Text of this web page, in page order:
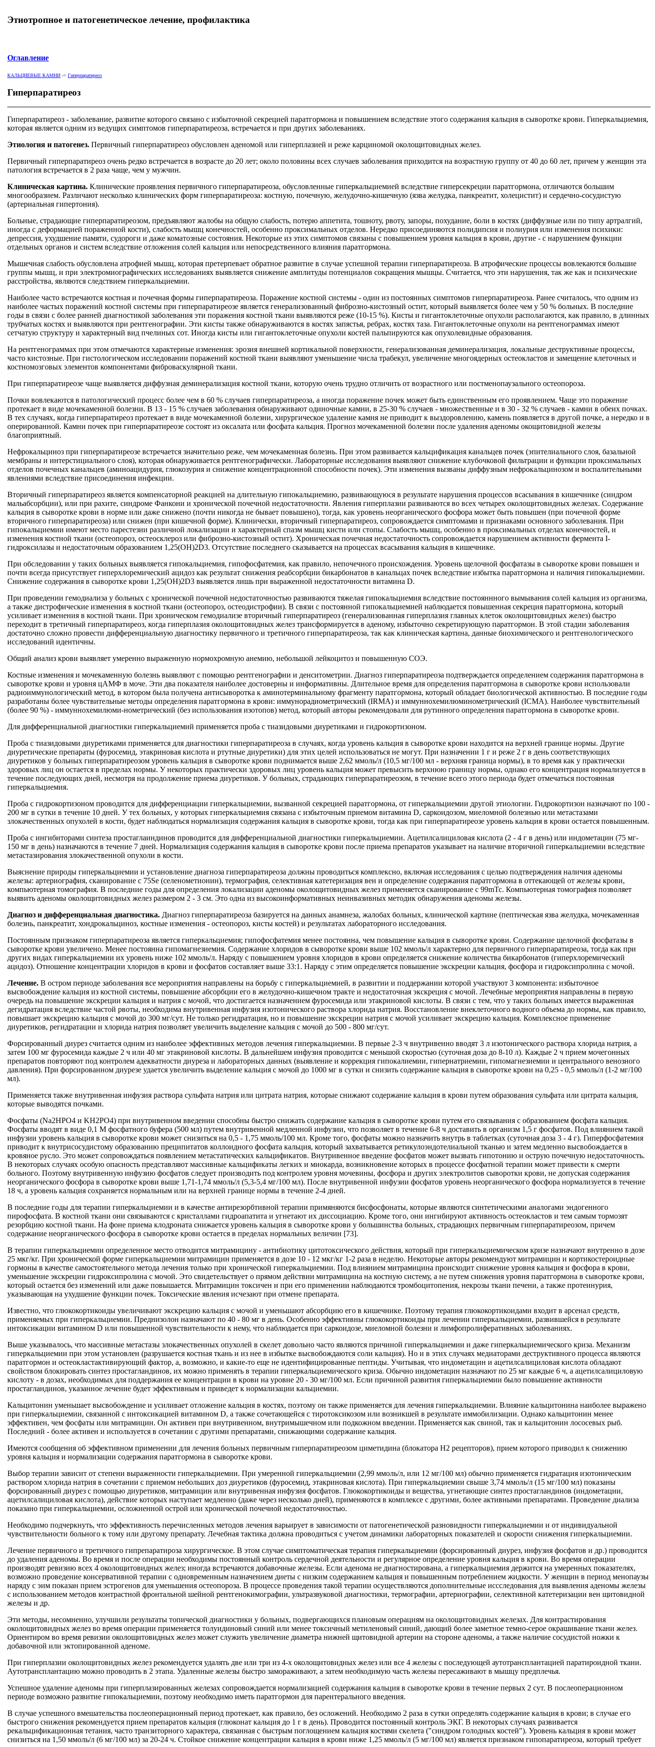
Этиотропное и патогенетическое лечение, профилактика
Оглавление
КАЛЬЦИЕВЫЕ КАМНИ -> Гиперпаратиреоз
Гиперпаратиреоз
Гиперпаратиреоз - заболевание, развитие которого связано с избыточной секрецией паратгормона и повышением вследствие этого содержания кальция в сыворотке крови. Гиперкальциемия,
которая является одним из ведущих симптомов гиперпаратиреоза, встречается и при других заболеваниях.
Этиология и патогенез. Первичный гиперпаратиреоз обусловлен аденомой или гиперплазией и реже карциномой околощитовидных желез.
Первичный гиперпаратиреоз очень редко встречается в возрасте до 20 лет; около половины всех случаев заболевания приходится на возрастную группу от 40 до 60 лет, причем у женщин эта
патология встречается в 2 раза чаще, чем у мужчин.
Клиническая картина. Клинические проявления первичного гиперпаратиреоза, обусловленные гиперкальциемией вследствие гиперсекреции паратгормона, отличаются большим
многообразием. Различают несколько клинических форм гиперпаратиреоза: костную, почечную, желудочно-кишечную (язва желудка, панкреатит, холецистит) и сердечно-сосудистую
(артериальная гипертония).
Больные, страдающие гиперпаратиреозом, предъявляют жалобы на общую слабость, потерю аппетита, тошноту, рвоту, запоры, похудание, боли в костях (диффузные или по типу артралгий,
иногда с деформацией пораженной кости), слабость мышц конечностей, особенно проксимальных отделов. Нередко присоединяются полидипсия и полиурия или изменения психики:
депрессия, ухудшение памяти, судороги и даже коматозные состояния. Некоторые из этих симптомов связаны с повышением уровня кальция в крови, другие - с нарушением функции
отдельных органов и систем вследствие отложения солей кальция или непосредственного влияния паратгормона.
Мышечная слабость обусловлена атрофией мышц, которая претерпевает обратное развитие в случае успешной терапии гиперпаратиреоза. В атрофические процессы вовлекаются большие
группы мышц, и при электромиографических исследованиях выявляется снижение амплитуды потенциалов сокращения мышцы. Считается, что эти нарушения, так же как и психические
расстройства, являются следствием гиперкальциемии.
Наиболее часто встречаются костная и почечная формы гиперпаратиреоза. Поражение костной системы - один из постоянных симптомов гиперпаратиреоза. Ранее считалось, что одним из
наиболее частых поражений костной системы при гиперпаратиреозе является генерализованный фиброзно-кистозный остит, который выявляется более чем у 50 % больных. В последние
годы в связи с более ранней диагностикой заболевания эти поражения костной ткани выявляются реже (10-15 %). Кисты и гигантоклеточные опухоли располагаются, как правило, в длинных
трубчатых костях и выявляются при рентгенографии. Эти кисты также обнаруживаются в костях запястья, ребрах, костях таза. Гигантоклеточные опухоли на рентгенограммах имеют
сетчатую структуру и характерный вид пчелиных сот. Иногда кисты или гигантоклеточные опухоли костей пальпируются как опухолевидные образования.
На рентгенограммах при этом отмечаются характерные изменения: эрозия внешней кортикальной поверхности, генерализованная деминерализация, локальные деструктивные процессы,
часто кистозные. При гистологическом исследовании поражений костной ткани выявляют уменьшение числа трабекул, увеличение многоядерных остеокластов и замещение клеточных и
костномозговых элементов компонентами фиброваскулярной ткани.
При гиперпаратиреозе чаще выявляется диффузная деминерализация костной ткани, которую очень трудно отличить от возрастного или постменопаузального остеопороза.
Почки вовлекаются в патологический процесс более чем в 60 % случаев гиперпаратиреоза, а иногда поражение почек может быть единственным его проявлением. Чаще это поражение
протекает в виде мочекаменной болезни. В 13 - 15 % случаев заболевания обнаруживают одиночные камни, в 25-30 % случаев - множественные и в 30 - 32 % случаев - камни в обеих почках.
В тех случаях, когда гиперпаратиреоз протекает в виде мочекаменной болезни, хирургическое удаление камня не приводит к выздоровлению, камень появляется в другой почке, а нередко и в
оперированной. Камни почек при гиперпаратиреозе состоят из оксалата или фосфата кальция. Прогноз мочекаменной болезни после удаления аденомы окощитовидной железы
благоприятный.
Нефрокальциноз при гиперпаратиреозе встречается значительно реже, чем мочекаменная болезнь. При этом развивается кальцификация канальцев почек (эпителиального слоя, базальной
мембраны и интерстициального слоя), которая обнаруживается рентгенографически. Лабораторные исследования выявляют снижение клубочковой фильтрации и функции проксимальных
отделов почечных канальцев (аминоацидурия, глюкозурия и снижение концентрационной способности почек). Эти изменения вызваны диффузным нефрокальцинозом и воспалительными
явлениями вследствие присоединения инфекции.
Вторичный гиперпаратиреоз является компенсаторной реакцией на длительную гипокальциемию, развивающуюся в результате нарушения процессов всасывания в кишечнике (синдром
мальабсорбции), или при рахите, синдроме Фанкони и хронической почечной недостаточности. Явления гиперплазии развиваются во всех четырех околощитовидных железах. Содержание
кальция в сыворотке крови в норме или даже снижено (почти никогда не бывает повышено), тогда, как уровень неорганического фосфора может быть повышен (при почечной форме
вторичного гиперпаратиреоза) или снижен (при кишечной форме). Клинически, вторичный гиперпаратиреоз, сопровождается симптомами и признаками основного заболевания. При
гипокальциемии имеют место парестезии различной локализации и характерный спазм мышц кисти или стопы. Слабость мышц, особенно в проксимальных отделах конечностей, и
изменения костной ткани (остеопороз, остеосклероз или фиброзно-кистозный остит). Хроническая почечная недостаточность сопровождается нарушением активности фермента I-
гидроксилазы и недостаточным образованием 1,25(ОН)2D3. Отсутствие последнего сказывается на процессах всасывания кальция в кишечнике.
При обследовании у таких больных выявляется гипокальциемия, гипофосфатемия, как правило, непочечного происхождения. Уровень щелочной фосфатазы в сыворотке крови повышен и
почти всегда присутствует гиперхлоремический ацидоз как результат снижения реабсорбции бикарбонатов в канальцах почек вследствие избытка паратгормона и наличия гипокальциемии.
Снижение содержания в сыворотке крови 1,25(ОН)2D3 выявляется лишь при выраженной недостаточности витамина D.
При проведении гемодиализа у больных с хронической почечной недостаточностью развиваются тяжелая гипокальциемия вследствие постояннного вымывания солей кальция из организма,
а также дистрофические изменения в костной ткани (остеопороз, остеодистрофии). В связи с постоянной гипокальциемией наблюдается повышенная секреция паратгормона, который
усиливает изменения в костной ткани. При хроническом гемодиализе вторичный гиперпаратиреоз (генерализованная гиперплазия главных клеток околощитовидных желез) быстро
переходит в третичный гиперпаратиреоз, когда гиперплазия околощитовидных желез трансформируется в аденому, избыточно секретирующую паратгормон. В этой стадии заболевания
достаточно сложно провести дифференциальную диагностику первичного и третичного гиперпаратиреоза, так как клиническая картина, данные биохимического и рентгенологического
исследований идентичны.
Общий анализ крови выявляет умеренно выраженную нормохромную анемию, небольшой лейкоцитоз и повышенную СОЭ.
Костные изменения и мочекаменную болезнь выявляют с помощью рентгенографии и денситометрии. Диагноз гиперпаратиреоза подтверждается определением содержания паратгормона в
сыворотке крови и уровня цАМФ в моче. Эти два показателя наиболее достоверны и информативны. Длительное время для определения паратгормона в сыворотке крови использовали
радиоиммунологический метод, в котором была получена антисыворотка к аминотерминальному фрагменту паратгормона, который обладает биологической активностью. В последние годы
разработаны более чувствительные методы определения паратгормона в крови: иммунорадиометрический (IRMA) и иммуннохемилюминометрический (ICMA). Наиболее чувствительный
(более 90 %) - иммуннохемилюми-нометрический (без использования изотопов) метод, который авторы рекомендовали для рутинного определения паратгормона в сыворотке крови.
Для дифференциальной диагностики гиперкальциемий применяется проба с тиазидовыми диуретиками и гидрокортизоном.
Проба с тиазидовыми диуретиками применяется для диагностики гиперпаратиреоза в случаях, когда уровень кальция в сыворотке крови находится на верхней границе нормы. Другие
диуретические препараты (фуросемид, этакриновая кислота и ртутные диуретики) для этих целей использоваться не могут. При назначении 1 г и реже 2 г в день соответствующих
диуретиков у больных гиперпаратиреозом уровень кальция в сыворотке крови поднимается выше 2,62 ммоль/л (10,5 мг/100 мл - верхняя граница нормы), в то время как у практически
здоровых лиц он остается в пределах нормы. У некоторых практически здоровых лиц уровень кальция может превысить верхнюю границу нормы, однако его концентрация нормализуется в
течение последующих дней, несмотря на продолжение приема диуретиков. У больных, страдающих гиперпаратиреозом, в течение всего этого периода будет отмечаться постоянная
гиперкальциемия.
Проба с гидрокортизоном проводится для дифференциации гиперкальциемии, вызванной секрецией паратгормона, от гиперкальциемии другой этиологии. Гидрокортизон назначают по 100 -
200 мг в сутки в течение 10 дней. У тех больных, у которых гиперкальциемия связана с избыточным приемом витамина D, саркоидозом, миеломной болезнью или метастазами
злокачественных опухолей в кости, будет наблюдаться нормализация содержания кальция в сыворотке крови, тогда как при гиперпаратиреозе уровень кальция в крови остается повышенным.
Проба с ингибиторами синтеза простаглаиндинов проводится для дифференциальной диагностики гиперкальциемии. Ацетилсалициловая кислота (2 - 4 г в день) или индометацин (75 мг-
150 мг в день) назначаются в течение 7 дней. Нормализация содержания кальция в сыворотке крови после приема препаратов указывает на наличие вторичной гиперкальциемии вследствие
метастазирования злокачественной опухоли в кости.
Выяснение природы гиперкальциемии и установление диагноза гиперпаратиреоза должны проводиться комплексно, включая исследования с целью подтверждения наличия аденомы
железы: артериография, сканирование с 75Sе (селенометионин), термография, селективная катетеризация вен и определение содержания паратгормона в оттекающей от железы крови,
компьютерная томография. В последние годы для определения локализации аденомы околощитовидных желез применяется сканирование с 99mТс. Компьютерная томография позволяет
выявить аденомы околощитовидных желез размером 2 - 3 см. Это одна из высокоинформативных неинвазивных методик обнаружения аденомы железы.
Диагноз и дифференциальная диагностика. Диагноз гиперпаратиреоза базируется на данных анамнеза, жалобах больных, клинической картине (пептическая язва желудка, мочекаменная
болезнь, панкреатит, хондрокальциноз, костные изменения - остеопороз, кисты костей) и результатах лабораторного исследования.
Постоянным признаком гиперпаратиреоза является гиперкальциемия; гипофосфатемия менее постоянна, чем повышение кальция в сыворотке крови. Содержание щелочной фосфатазы в
сыворотке крови увеличено. Менее постоянна гипомагнезиемия. Содержание хлоридов в сыворотке крови выше 102 ммоль/л характерно для первичного гиперпаратиреоза, тогда как при
других видах гиперкальциемии их уровень ниже 102 ммоль/л. Наряду с повышением уровня хлоридов в крови определяется снижение количества бикарбонатов (гиперхлоремический
ацидоз). Отношение концентрации хлоридов в крови и фосфатов составляет выше 33:1. Наряду с этим определяется повышение экскреции кальция, фосфора и гидроксипролина с мочой.
Лечение. В остром периоде заболевания все мероприятия направлены на борьбу с гиперкальциемией, в развитии и поддержании которой участвуют 3 компонента: избыточное
высвобождение кальция из костной системы, повышение абсорбции его в желудочно-кишечном тракте и недостаточная экскреция с мочой. Лечебные мероприятия направлены в первую
очередь на повышение экскреции кальция и натрия с мочой, что достигается назначением фуросемида или этакриновой кислоты. В связи с тем, что у таких больных имеется выраженная
дегидратация вследствие частой рвоты, необходима внутривенная инфузия изотонического раствора хлорида натрия. Восстановление внеклеточного водного объема до нормы, как правило,
повышает экскрецию кальция с мочой до 300 мг/сут. Не только регидратация, но и повышение экскреции натрия с мочой усиливает экскрецию кальция. Комплексное применение
диуретиков, регидратации и хлорида натрия позволяет увеличить выделение кальция с мочой до 500 - 800 мг/сут.
Форсированный диурез считается одним из наиболее эффективных методов лечения гиперкальциемии. В первые 2-3 ч внутривенно вводят 3 л изотонического раствора хлорида натрия, а
затем 100 мг фуросемида каждые 2 ч или 40 мг этакриновой кислоты. В дальнейшем инфузия проводится с меньшой скоростью (суточная доза до 8-10 л). Каждые 2 ч прием мочегонных
препаратов повторяют под контролем адекватности диуреза и лабораторных данных (выявление и коррекция гипокалиемии, гипернатриемии, гипомагнезиемии и центрального венозного
давления). При форсированном диурезе удается увеличить выделение кальция с мочой до 1000 мг в сутки и снизить содержание кальция в сыворотке крови на 0,25 - 0,5 ммоль/л (1-2 мг/100
мл).
Применяется также внутривенная инфузия раствора сульфата натрия или цитрата натрия, которые снижают содержание кальция в крови путем образования сульфата или цитрата кальция,
которые выводятся почками.
Фосфаты (Na2HPO4 и KH2PO4) при внутривенном введении способны быстро снижать содержание кальция в сыворотке крови путем его связывания с образованием фосфата кальция.
Фосфаты вводят в виде 0,1 М фосфатного буфера (500 мл) путем внутривенной медленной инфузии, что позволяет в течение 6-8 ч доставить в организм 1,5 г фосфатов. Под влиянием такой
инфузии уровень кальция в сыворотке крови может снизиться на 0,5 - 1,75 ммоль/100 мл. Кроме того, фосфаты можно назначить внутрь в таблетках (суточная доза 3 - 4 г). Гиперфосфатемия
приводит к внутрисосудистому образованию преципитатов коллоидного фосфата кальция, который захватывается ретикулоэндотелиальной тканью и затем медленно высвобождается в
кровяное русло. Это может сопровождаться появлением метастатических кальцификатов. Внутривенное введение фосфатов может вызвать гипотонию и острую почечную недостаточность.
В некоторых случаях особую опасность представляют массивные кальцификаты легких и миокарда, возникновение которых в процессе фосфатной терапии может привести к смерти
больного. Поэтому внутривенную инфузию фосфатов следует производить под контролем уровня мочевины, фосфора и других электролитов сыворотки крови, не допуская содержания
неорганического фосфора в сыворотке крови выше 1,71-1,74 ммоль/л (5,3-5,4 мг/100 мл). После внутривенной инфузии фосфатов уровень неорганического фосфора нормализуется в течение
18 ч, а уровень кальция сохраняется нормальным или на верхней границе нормы в течение 2-4 дней.
В последние годы для терапии гиперкальциемии и в качестве антирезорбтивной терапии примяняются бисфосфонаты, которые являются синтетическими аналогами эндогенного
пирофосфата. В костной ткани они связываются с кристаллами гидроапатита и угнетают их диссоциацию. Кроме того, они ингибируют активность остеокластов и тем самым тормозят
резорбцию костной ткани. На фоне приема клодроната снижается уровень кальция в сыворотке крови у большинства больных, страдающих первичным гиперпаратиреозом, причем
содержание неорганического фосфора в сыворотке крови остается в пределах нормальных величин [73].
В терапии гиперкальциемии определенное место отводится митрамицину - антибиотику цитотоксического действия, который при гиперкальциемическом кризе назначают внутренно в дозе
25 мкг/кг. При хронической форме гиперкальциемии митрамицин применяется в дозе 10 - 12 мкг/кг 1-2 раза в неделю. Некоторые авторы рекомендуют митрамицин и кортикостероидные
гормоны в качестве самостоятельного метода лечения только при хронической гиперкальциемии. Под влиянием митрамицина происходит снижение уровня кальция и фосфора в крови,
уменьшение экскреции гидроксипролина с мочой. Это свидетельствует о прямом действии митрамицина на костную систему, а не путем снижения уровня паратгормона в сыворотке крови,
который остается без изменений или даже повышается. Митрамицин токсичен и при его применении наблюдаются тромбоцитопения, некрозы ткани печени, а также протеинурия,
указывающая на ухудшение функции почек. Токсические явления исчезают при отмене препарата.
Известно, что глюкокортикоиды увеличивают экскрецию кальция с мочой и уменьшают абсорбцию его в кишечнике. Поэтому терапия глюкокортикоидами входит в арсенал средств,
применяемых при гиперкальциемии. Преднизолон назначают по 40 - 80 мг в день. Особенно эффективны глюкокортикоиды при лечении гиперкальциемии, развившейся в результате
интоксикации витамином D или повышенной чувствительности к нему, что наблюдается при саркоидозе, миеломной болезни и лимфопролиферативных заболеваниях.
Выше указывалось, что массивные метастазы злокачественных опухолей в скелет довольно часто являются причиной гиперкальциемии и даже гиперкальциемического криза. Механизм
гиперкальциемии при этом установлен (разрушается костная ткань и из нее в избытке высвобождаются соли кальция). Но и в этих случаях медиаторами деструктивного процесса являются
паратгормон и остеокластактивирующий фактор, а, возможно, и какие-то еще не идентифицированные пептиды. Учитывая, что индометацин и ацетилсалициловая кислота обладают
свойством блокировать синтез простагландинов, их можно применять в терапии гиперкальциемического криза. Обычно индометацин назначают по 25 мг каждые 6 ч, а ацетилсалициловую
кислоту - в дозах, необходимых для поддержания ее концентрации в крови на уровне 20 - 30 мг/100 мл. Если причиной развития гиперкальциемии было повышение активности
простагландинов, указанное лечение будет эффективным и приведет к нормализации кальциемии.
Кальцитонин уменьшает высвобождение и усиливает отложение кальция в костях, поэтому он также применяется для лечения гиперкальциемии. Влияние кальцитонина наиболее выражено
при гиперкальциемии, связанной с интоксикацией витамином D, а также сочетающейся с тиротоксикозом или возникшей в результате иммобилизации. Однако кальцитонин менее
эффективен, чем фосфаты или митрамицин. Он активен при внутривенном, внутримышечном или подкожном введении. Применяется как свиной, так и кальцитонин лососевых рыб.
Последний - более активен и используется в сочетании с другими препаратами, снижающими содержание кальция.
Имеются сообщения об эффективном применении для лечения больных первичным гиперпаратиреозом циметидина (блокатора Н2 рецепторов), прием которого приводил к снижению
уровня кальция и нормализации содержания паратгормона в сыворотке крови.
Выбор терапии зависит от степени выраженности гиперкальциемии. При умеренной гиперкальциемии (2,99 ммоль/л, или 12 мг/100 мл) обычно применяется гидратация изотоническим
раствором хлорида натрия в сочетании с приемом небольших доз диуретиков (фуросемид, этакриновая кислота). При гиперкальциемии свыше 3,74 ммоль/л (15 мг/100 мл) показаны
форсированный диурез с помощью диуретиков, митрамицин или внутривенная инфузия фосфатов. Глюкокортикоиды и вещества, угнетающие синтез простагландинов (индометации,
ацетилсалициловая кислота), действие которых наступает медленно (даже через несколько дней), применяются в комплексе с другими, более активными препаратами. Проведение диализа
показано при гиперкальциемии, осложненной острой или хронической почечной недостаточностью.
Необходимо подчеркнуть, что эффективность перечисленных методов лечения варьирует в зависимости от патогенетической разновидности гиперкальциемии и от индивидуальной
чувствительности больного к тому или другому препарату. Лечебная тактика должна проводиться с учетом динамики лабораторных показателей и скорости снижения гиперкальциемии.
Лечение первичного и третичного гипрепаратироза хирургическое. В этом случае симптоматическая терапия гиперкальциемии (форсированный диурез, инфузия фосфатов и др.) проводится
до удаления аденомы. Во время и после операции необходимы постоянный контроль сердечной деятельности и регулярное определение уровня кальция в крови. Во время операции
производят ревизию всех 4 околощитовидных желез; иногда встречаются добавочные железы. Если аденома не диагностирована, а гиперкальциемия держится на умеренных показателях,
возможно проведение консервативной терапии с одновременным назначением диеты с низким содержанием кальция и повышенным потреблением жидкости. У женщин в период менопаузы
наряду с эим показан прием эстрогенов для уменьшения остеопороза. В процессе проведения такой терапии осуществляются дополнительные иссследования для выявления аденомы железы
с использованием методов контрастной фронтальной шейной рентгенокимографии, ультразвуковой диагностики, термографии, артериографии, селективной катетеризации вен щитовидной
железы и др.
Эти методы, несомненно, улучшили результаты топической диагностики у больных, подвергающихся плановым операциям на околощитовидных железах. Для контрастирования
околощитовидных желез во время операции применяется толуидиновый синий или менее токсичный метиленовый синий, дающий более заметное темно-серое окрашивание ткани желез.
Ориентиром во время ревизии околощитовидных желез может служить увеличение диаметра нижней щитовидной артерии на стороне аденомы, а также наличие сосудистой ножки к
добавочной или эктопированной аденоме.
При гиперплазии околощитовидных желез рекомендуется удалять две или три из 4-х околощитовидных желез или все 4 железы с последующей аутотрансплантацией паратироидной ткани.
Аутотрансплантацию можно проводить в 2 этапа. Удаленные железы быстро замораживают, а затем необходимую часть железы пересаживают в мышцу предплечья.
Успешное удаление аденомы при гиперплазированных железах сопровождается нормализацией содержания кальция в сыворотке крови в течение первых 2 сут. В послеоперационном
периоде возможно развитие гипокальциемии, поэтому необходимо иметь паратгормон для парентерального введения.
В случае успешного вмешательства послеоперационный период протекает, как правило, без осложений. Необходимо 2 раза в сутки определять содержание кальция в крови; в случае его
быстрого снижения рекомендуется прием препаратов кальция (глюконат кальция до 1 г в день). Проводится постоянный контроль ЭКГ. В некоторых случаях развивается
рекальцификационная тетания, часто транзиторного характера, связанная с быстрым поглощением кальция костями скелета ("синдром голодных костей"). Уровень кальция в крови может
снизиться на 1,50 ммоль/л (6 мг/100 мл) за 20-24 ч. Стойкое снижение концентрации кальция в крови ниже 1,25 ммоль/л (5 мг/100 мл) является признаком гипопаратиреоза, который требует